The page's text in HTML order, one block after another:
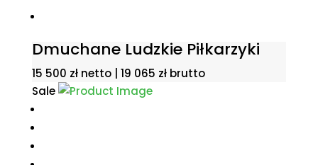
Dmuchane Ludzkie Piłkarzyki
15 500 zł netto | 19 065 złbrutto
Sale